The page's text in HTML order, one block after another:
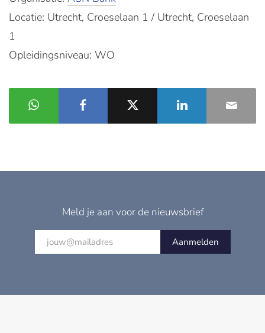
Locatie: Utrecht, Croeselaan 1 / Utrecht, Croeselaan
1
Opleidingsniveau: WO
Meld je aan voor de nieuwsbrief
Aanmelden